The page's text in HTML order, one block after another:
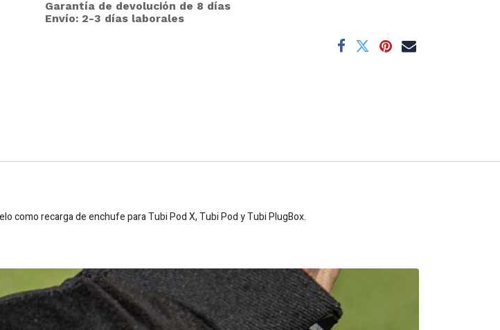
Garantía de devolución de 8 días
Envío: 2-3 días laborales
como recarga de enchufe para Tubi Pod X, Tubi Pod y Tubi PlugBox.